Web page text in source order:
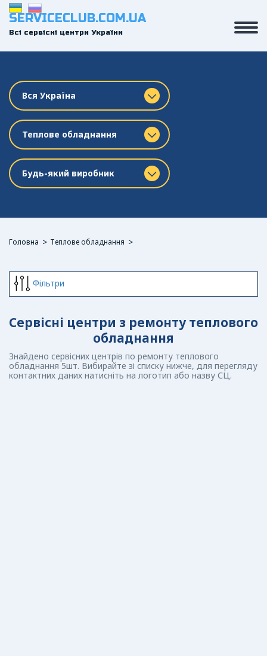
SERVICECLUB.COM.UA
Всі сервісні центри України
Вся Україна
Теплове обладнання
Будь-який виробник
Головна Теплове обладнання
Фiльтри
Сервісні центри з ремонту теплового
обладнання
Знайдено сервісних центрів по ремонту теплового
обладнання 5шт. Вибирайте зі списку нижче, для перегляду
контактних даних натисніть на логотип або назву СЦ.